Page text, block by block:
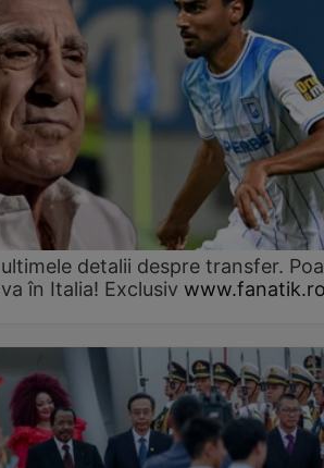
detalii despre transfer.
în Italia! Exclusiv